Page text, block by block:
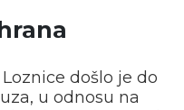
došlo je do
u odnosu na